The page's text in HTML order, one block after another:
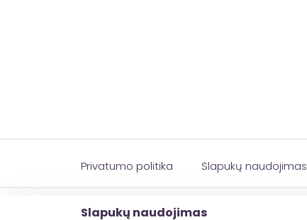
Slapukų naudojimas
Privatumo politika Slapukų naudojimas
© 2026 esinvesticijos.lt